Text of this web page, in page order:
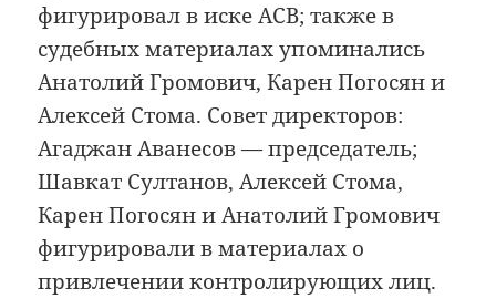
фигурировал в иске АСВ; также в
судебных материалах упоминались
Анатолий Громович, Карен Погосян и
Алексей Стома. Совет директоров:
Агаджан Аванесов — председатель;
Шавкат Султанов, Алексей Стома,
Карен Погосян и Анатолий Громович
фигурировали в материалах о
привлечении контролирующих лиц.